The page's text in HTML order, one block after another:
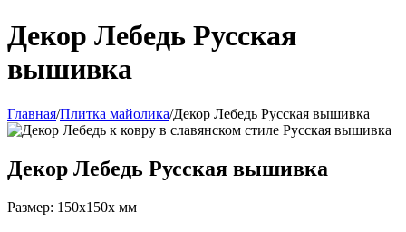
Декор Лебедь Русская
вышивка
Главная/Плитка майолика/Декор Лебедь Русская вышивка
Декор Лебедь Русская вышивка
Размер: 150x150x мм